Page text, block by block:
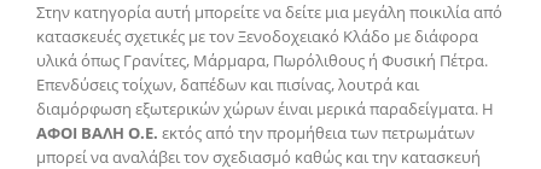
Στην κατηγορία αυτή μπορείτε να δείτε μια μεγάλη ποικιλία από
κατασκευές σχετικές με τον Ξενοδοχειακό Κλάδο με διάφορα
υλικά όπως Γρανίτες, Μάρμαρα, Πωρόλιθους ή Φυσική Πέτρα.
Επενδύσεις τοίχων, δαπέδων και πισίνας, λουτρά και
διαμόρφωση εξωτερικών χώρων έιναι μερικά παραδείγματα. Η
ΑΦΟΙ ΒΑΛΗ Ο.Ε. εκτός από την προμήθεια των πετρωμάτων
μπορεί να αναλάβει τον σχεδιασμό καθώς και την κατασκευή